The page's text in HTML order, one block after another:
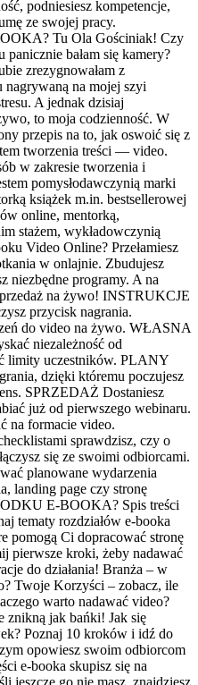
podniesiesz kompetencje,
ze swojej pracy.
Tu Ola Gościniak! Czy
bałam się kamery?
zrezygnowałam z
na mojej szyi
A jednak dzisiaj
to moja codzienność. W
przepis na to, jak oswoić się z
tworzenia treści — video.
w zakresie tworzenia i
pomysłodawczynią marki
książek m.in. bestsellerowej
online, mentorką,
stażem, wykładowczynią
Video Online? Przełamiesz
w onlajnie. Zbudujesz
niezbędne programy. A na
na żywo! INSTRUKCJE
przycisk nagrania.
do video na żywo. WŁASNA
niezależność od
limity uczestników. PLANY
dzięki któremu poczujesz
SPRZEDAŻ Dostaniesz
już od pierwszego webinaru.
na formacie video.
sprawdzisz, czy o
się ze swoimi odbiorcami.
planowane wydarzenia
landing page czy stronę
E-BOOKA? Spis treści
tematy rozdziałów e-booka
pomogą Ci dopracować stronę
pierwsze kroki, żeby nadawać
do działania! Branża – w
Twoje Korzyści – zobacz, ile
warto nadawać video?
znikną jak bańki! Jak się
Poznaj 10 kroków i idź do
opowiesz swoim odbiorcom
e-booka skupisz się na
jeszcze go nie masz, znajdziesz